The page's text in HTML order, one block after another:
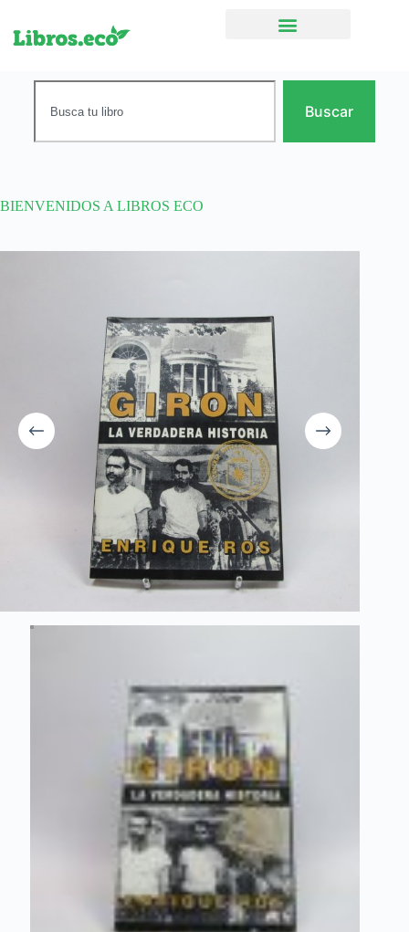
Buscar
BIENVENIDOS A LIBROS ECO